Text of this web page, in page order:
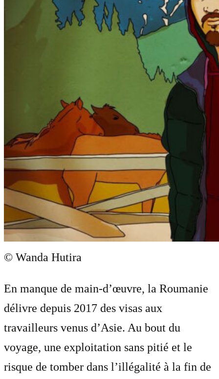
© Wanda Hutira
En manque de main-d’œuvre, la Roumanie
délivre depuis 2017 des visas aux
travailleurs venus d’Asie. Au bout du
voyage, une exploitation sans pitié et le
risque de tomber dans l’illégalité à la fin de